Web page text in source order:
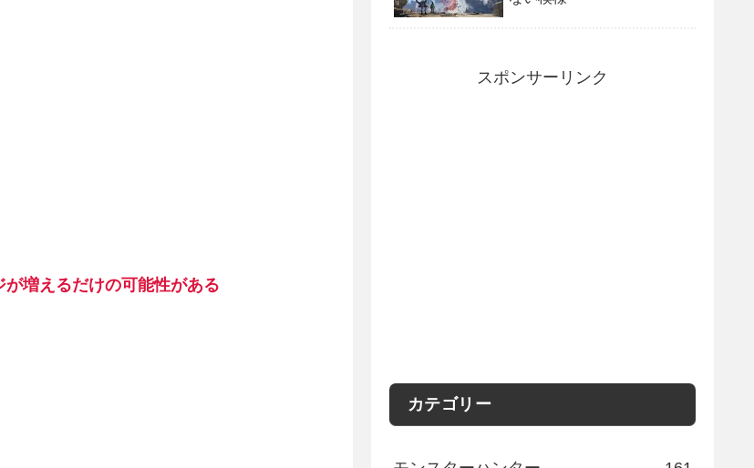
増えるだけの可能性がある
スポンサーリンク
カテゴリー